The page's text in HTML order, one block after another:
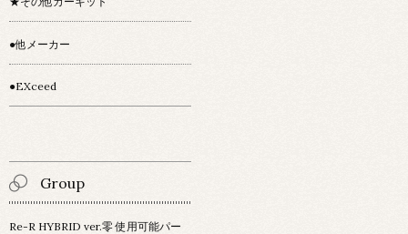
●他メーカー
●EXceed
Group
Re-R HYBRID ver.零 使用可能パー